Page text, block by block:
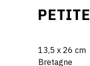
13,5 x 26 cm
Bretagne